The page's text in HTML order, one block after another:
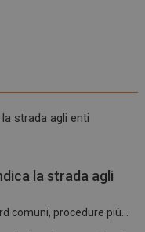
la strada agli
comuni, procedure più...